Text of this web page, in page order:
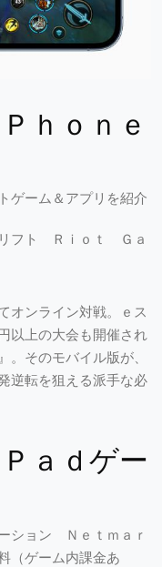
ｈｏｎｅ
ゲーム＆アプリを紹介
リフト Ｒｉｏｔ Ｇａ
オンライン対戦。ｅス
以上の大会も開催され
。そのモバイル版が、
逆転を狙える派手な必
ａｄゲー
ション Ｎｅｔｍａｒ
（ゲーム内課金あ